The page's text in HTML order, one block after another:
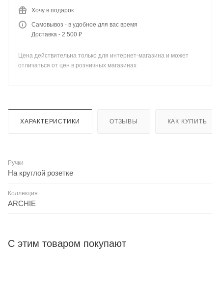
Хочу в подарок
Самовывоз - в удобное для вас время
Доставка - 2 500 ₽
Цена действительна только для интернет-магазина и может
отличаться от цен в розничных магазинах
ХАРАКТЕРИСТИКИ ОТЗЫВЫ КАК КУПИТЬ
Ручки
На круглой розетке
Коллекция
ARCHIE
С этим товаром покупают